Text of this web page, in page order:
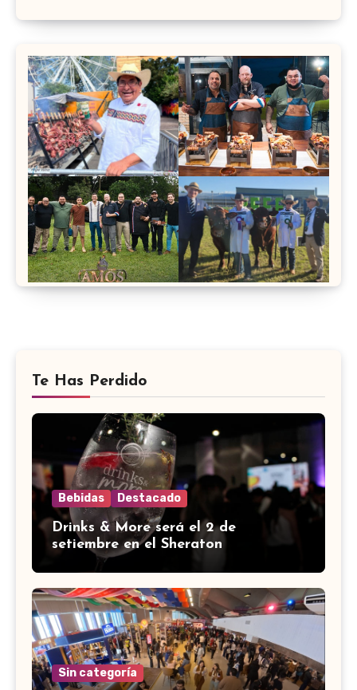
Te Has Perdido
Bebidas Destacado
Drinks & More será el 2 de
setiembre en el Sheraton
Sin categoría